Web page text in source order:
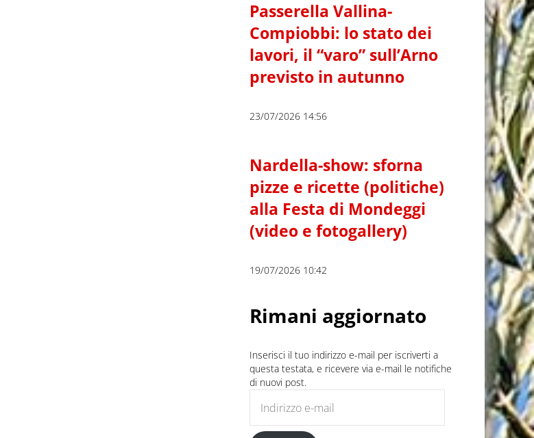
Passerella Vallina-
Compiobbi: lo stato dei
lavori, il “varo” sull’Arno
previsto in autunno
23/07/2026 14:56
Nardella-show: sforna
pizze e ricette (politiche)
alla Festa di Mondeggi
(video e fotogallery)
19/07/2026 10:42
Rimani aggiornato
Inserisci il tuo indirizzo e-mail per iscriverti a
questa testata, e ricevere via e-mail le notifiche
di nuovi post.